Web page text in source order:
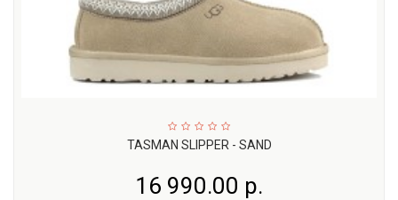
TASMAN SLIPPER - SAND
16 990.00 р.